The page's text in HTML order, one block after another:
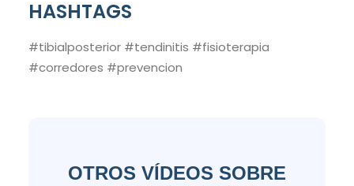
HASHTAGS
#tibialposterior #tendinitis #fisioterapia
#corredores #prevencion
OTROS VÍDEOS SOBRE